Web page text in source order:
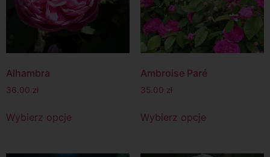
Alhambra
36.00 zł
Wybierz opcje
Ambroise Paré
35.00 zł
Wybierz opcje